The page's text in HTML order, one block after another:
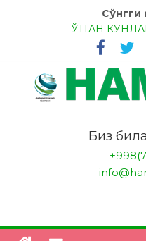
Сўнгги
ЎТГАН
МЕССИ ВА
МЕҲР
БАНКДА
НАТИЖАГА
Биз